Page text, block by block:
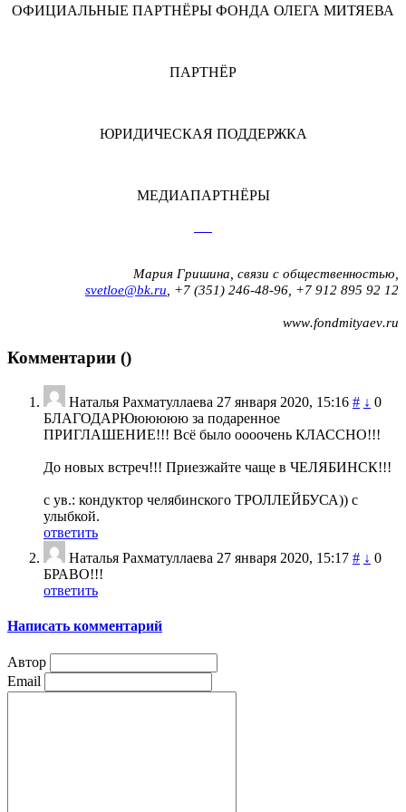
ОФИЦИАЛЬНЫЕ ПАРТНЁРЫ ФОНДА ОЛЕГА МИТЯЕВА
ПАРТНЁР
ЮРИДИЧЕСКАЯ ПОДДЕРЖКА
МЕДИАПАРТНЁРЫ
Мария Гришина, связи с общественностью,
svetloe@bk.ru, +7 (351) 246-48-96, +7 912 895 92 12
www.fondmityaev.ru
Комментарии ()
Наталья Рахматуллаева 27 января 2020, 15:16 # ↓ 0
БЛАГОДАРЮююююю за подаренное
ПРИГЛАШЕНИЕ!!! Всё было оооочень КЛАССНО!!!
До новых встреч!!! Приезжайте чаще в ЧЕЛЯБИНСК!!!
с ув.: кондуктор челябинского ТРОЛЛЕЙБУСА)) с
улыбкой.
ответить
Наталья Рахматуллаева 27 января 2020, 15:17 # ↓ 0
БРАВО!!!
ответить
Написать комментарий
Автор
Email